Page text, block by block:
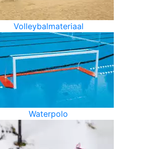
Volleybalmateriaal
Waterpolo